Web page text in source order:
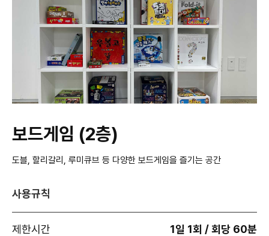
보드게임 (2층)
도블, 할리갈리, 루미큐브 등 다양한 보드게임을 즐기는 공간
사용규칙
제한시간 1일 1회 / 회당 60분